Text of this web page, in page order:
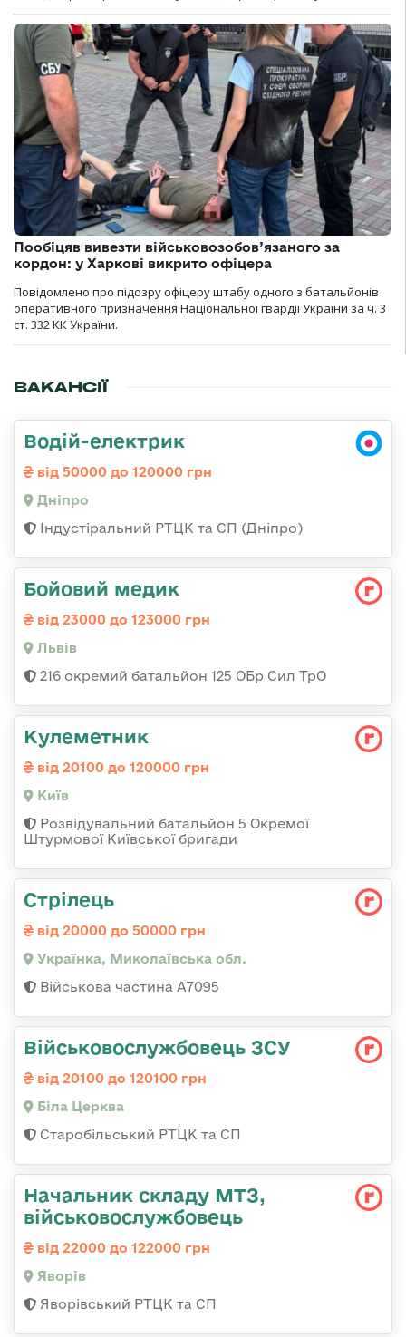
Пообіцяв вивезти військовозобов’язаного за
кордон: у Харкові викрито офіцера
Повідомлено про підозру офіцеру штабу одного з батальйонів
оперативного призначення Національної гвардії України за ч. 3
ст. 332 КК України.
ВАКАНСІЇ
Водій-електрик
від 50000 до 120000 грн
Дніпро
Індустіральний РТЦК та СП (Дніпро)
Бойовий медик
від 23000 до 123000 грн
Львів
216 окремий батальйон 125 ОБр Сил ТрО
Кулеметник
від 20100 до 120000 грн
Київ
Розвідувальний батальйон 5 Окремої
Штурмової Київської бригади
Стрілець
від 20000 до 50000 грн
Українка, Миколаївська обл.
Військова частина А7095
Військовослужбовець ЗСУ
від 20100 до 120100 грн
Біла Церква
Старобільський РТЦК та СП
Начальник складу МТЗ,
військовослужбовець
від 22000 до 122000 грн
Яворів
Яворівський РТЦК та СП